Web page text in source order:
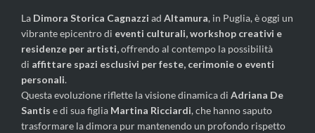
La Dimora Storica Cagnazzi ad Altamura, in Puglia, è oggi un
vibrante epicentro di eventi culturali, workshop creativi e
residenze per artisti,offrendo al contempo la possibilità
di affittare spazi esclusivi per feste, cerimonie o eventi
personali.
Questa evoluzione riflette la visione dinamica di Adriana De
Santis e di sua figlia Martina Ricciardi, che hanno saputo
trasformare la dimora pur mantenendo un profondo rispetto